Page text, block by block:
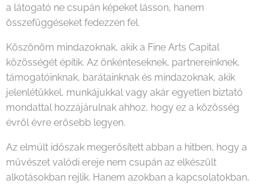
a látogató ne csupán képeket lásson, hanem
összefüggéseket fedezzen fel.
Köszönöm mindazoknak, akik a Fine Arts Capital
közösségét építik. Az önkénteseknek, partnereinknek,
támogatóinknak, barátainknak és mindazoknak, akik
jelenlétükkel, munkájukkal vagy akár egyetlen biztató
mondattal hozzájárulnak ahhoz, hogy ez a közösség
évről évre erősebb legyen.
Az elmúlt időszak megerősített abban a hitben, hogy a
művészet valódi ereje nem csupán az elkészült
alkotásokban rejlik. Hanem azokban a kapcsolatokban,